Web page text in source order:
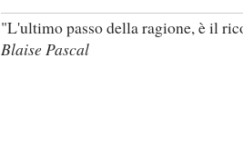
a
g
g
"L'ultimo passo della ragione, è il
Blaise Pascal